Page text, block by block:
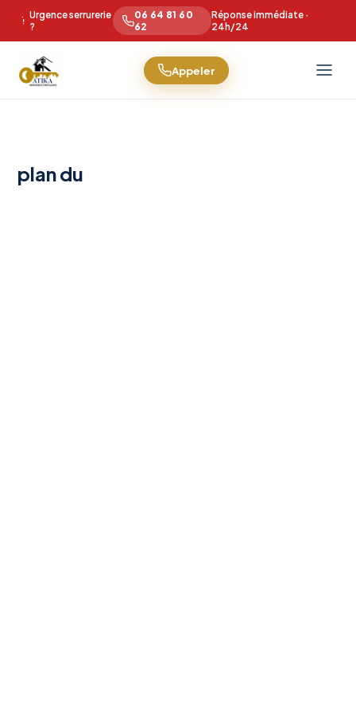
Urgence serrurerie
?
06 64 81 60
62
Réponse immédiate ·
24h/24
Appeler
plan du